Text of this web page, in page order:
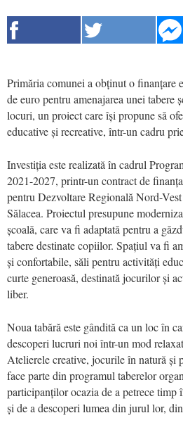
Primăria comunei a obținut o finanțare
de euro pentru amenajarea unei tabere
locuri, un proiect care își propune să
educative și recreative, într-un cadru
Investiția este realizată în cadrul
2021-2027, printr-un contract de
pentru Dezvoltare Regională Nord-
Sălacea. Proiectul presupune
școală, care va fi adaptată pentru a
tabere destinate copiilor. Spațiul va fi
și confortabile, săli pentru activități
curte generoasă, destinată jocurilor și
liber.
Noua tabără este gândită ca un loc în
descoperi lucruri noi într-un mod
Atelierele creative, jocurile în natură și
face parte din programul taberelor
participanților ocazia de a petrece timp
și de a descoperi lumea din jurul lor,